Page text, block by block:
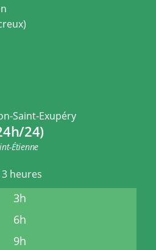
Saint-Exupéry
24)
Étienne
heures
3h
6h
9h